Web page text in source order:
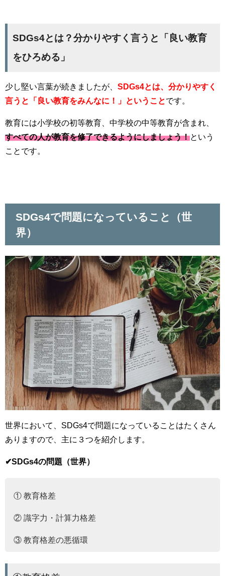
SDGs4とは？分かりやすく言うと「良い教育
をひろめる」
少し堅い言葉が続きましたが、 SDGs4とは、分かりやすく
言うと「良い教育をみんなに！」ということです。
教育には小学校の初等教育、中学校の中等教育が含まれ、
すべての人が教育を修了できるようにしましょう！という
ことです。
SDGs4で問題になっていること（世
界）
世界において、SDGs4で問題になっていることはたくさん
ありますので、主に３つを紹介します。
✔︎SDGs4の問題（世界）
① 教育格差
② 識字力・計算力格差
③ 教育格差の悪循環